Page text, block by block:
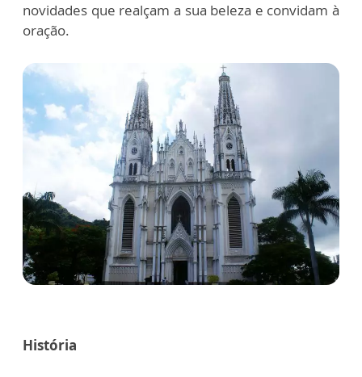
novidades que realçam a sua beleza e convidam à
oração.
História